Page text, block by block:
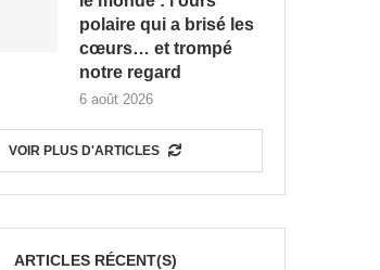
polaire qui a brisé les
cœurs… et trompé
notre regard
6 août 2026
VOIR PLUS D'ARTICLES
ARTICLES RÉCENT(S)